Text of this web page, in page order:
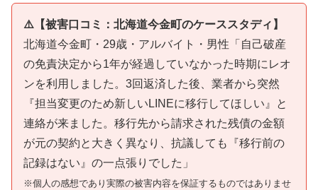
⚠️【被害口コミ：北海道今金町のケーススタディ】
北海道今金町・29歳・アルバイト・男性「自己破産
の免責決定から1年が経過していなかった時期にレオ
ンを利用しました。3回返済した後、業者から突然
『担当変更のため新しいLINEに移行してほしい』と
連絡が来ました。移行先から請求された残債の金額
が元の契約と大きく異なり、抗議しても『移行前の
記録はない』の一点張りでした」
※個人の感想であり実際の被害内容を保証するものではありませ